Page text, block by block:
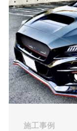
施工事例